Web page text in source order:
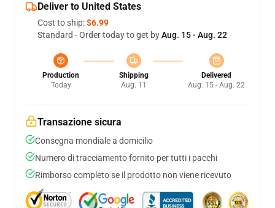
Deliver to United States
Cost to ship:$6.99
Standard - Order today to get byAug. 15 - Aug. 22
Production
Today
Shipping
Aug. 11
Delivered
Aug. 15 - Aug. 22
Transazione sicura
Consegna mondiale a domicilio
Numero di tracciamento fornito per tutti i pacchi
Rimborso completo se il prodotto non viene ricevuto